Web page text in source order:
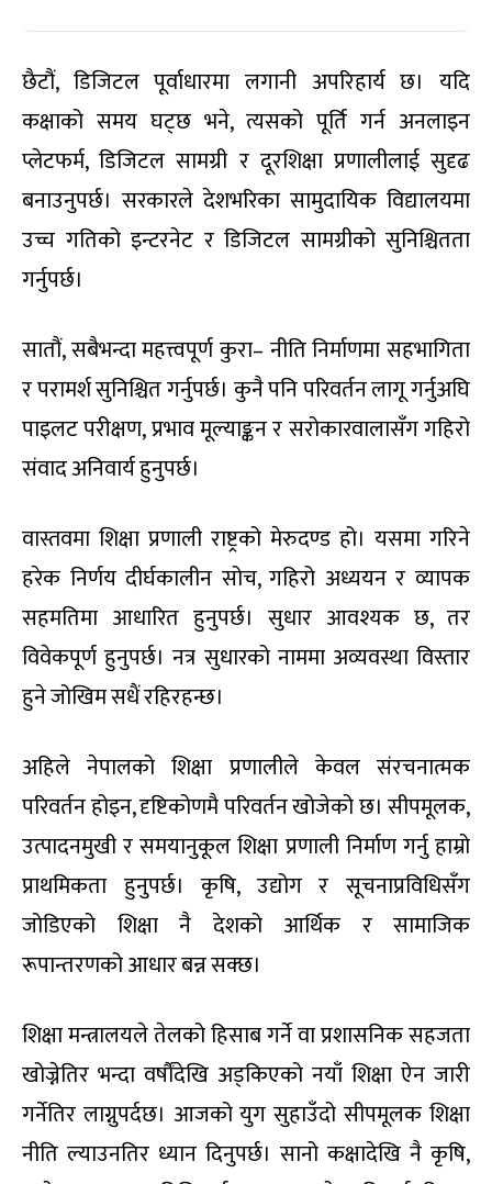
छैटौं, डिजिटल पूर्वाधारमा लगानी अपरिहार्य छ। यदि
कक्षाको समय घट्छ भने, त्यसको पूर्ति गर्न अनलाइन
प्लेटफर्म, डिजिटल सामग्री र दूरशिक्षा प्रणालीलाई सुदृढ
बनाउनुपर्छ। सरकारले देशभरिका सामुदायिक विद्यालयमा
उच्च गतिको इन्टरनेट र डिजिटल सामग्रीको सुनिश्चितता
गर्नुपर्छ।
सातौं, सबैभन्दा महत्त्वपूर्ण कुरा– नीति निर्माणमा सहभागिता
र परामर्श सुनिश्चित गर्नुपर्छ। कुनै पनि परिवर्तन लागू गर्नुअघि
पाइलट परीक्षण, प्रभाव मूल्याङ्कन र सरोकारवालासँग गहिरो
संवाद अनिवार्य हुनुपर्छ।
वास्तवमा शिक्षा प्रणाली राष्ट्रको मेरुदण्ड हो। यसमा गरिने
हरेक निर्णय दीर्घकालीन सोच, गहिरो अध्ययन र व्यापक
सहमतिमा आधारित हुनुपर्छ। सुधार आवश्यक छ, तर
विवेकपूर्ण हुनुपर्छ। नत्र सुधारको नाममा अव्यवस्था विस्तार
हुने जोखिम सधैं रहिरहन्छ।
अहिले नेपालको शिक्षा प्रणालीले केवल संरचनात्मक
परिवर्तन होइन, दृष्टिकोणमै परिवर्तन खोजेको छ। सीपमूलक,
उत्पादनमुखी र समयानुकूल शिक्षा प्रणाली निर्माण गर्नु हाम्रो
प्राथमिकता हुनुपर्छ। कृषि, उद्योग र सूचनाप्रविधिसँग
जोडिएको शिक्षा नै देशको आर्थिक र सामाजिक
रूपान्तरणको आधार बन्न सक्छ।
शिक्षा मन्त्रालयले तेलको हिसाब गर्ने वा प्रशासनिक सहजता
खोज्नेतिर भन्दा वर्षौंदेखि अड्किएको नयाँ शिक्षा ऐन जारी
गर्नेतिर लाग्नुपर्दछ। आजको युग सुहाउँदो सीपमूलक शिक्षा
नीति ल्याउनतिर ध्यान दिनुपर्छ। सानो कक्षादेखि नै कृषि,